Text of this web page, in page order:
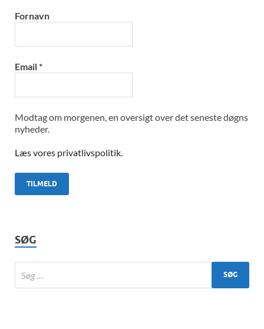
Fornavn
Email*
Modtag om morgenen, en oversigt over det seneste døgns
nyheder.
Læs vores privatlivspolitik.
SØG